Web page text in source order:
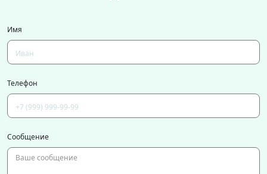
Имя
Телефон
Сообщение